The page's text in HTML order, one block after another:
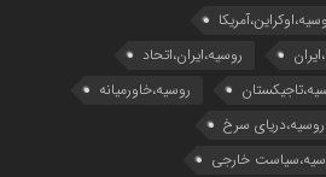
روسیه،ایران،اتحاد
روسیه،خاورمیانه
روسیه،دریای سرخ
خارجی